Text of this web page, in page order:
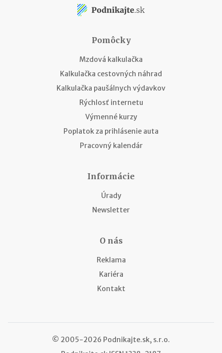
Pomôcky
Mzdová kalkulačka
Kalkulačka cestovných náhrad
Kalkulačka paušálnych výdavkov
Rýchlosť internetu
Výmenné kurzy
Poplatok za prihlásenie auta
Pracovný kalendár
Informácie
Úrady
Newsletter
O nás
Reklama
Kariéra
Kontakt
© 2005-2026 Podnikajte.sk, s.r.o.